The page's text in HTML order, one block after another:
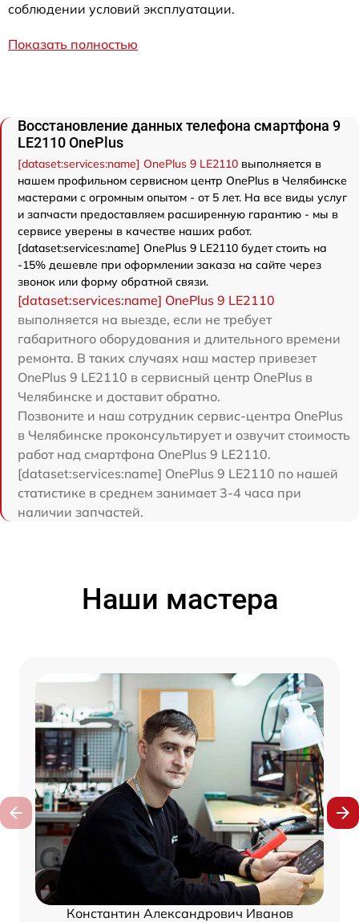
соблюдении условий эксплуатации.
Показать полностью
Восстановление данных телефона смартфона 9
LE2110 OnePlus
[dataset:services:name] OnePlus 9 LE2110 выполняется в
нашем профильном сервисном центр OnePlus в Челябинске
мастерами с огромным опытом - от 5 лет. На все виды услуг
и запчасти предоставляем расширенную гарантию - мы в
сервисе уверены в качестве наших работ.
[dataset:services:name] OnePlus 9 LE2110 будет стоить на
-15% дешевле при оформлении заказа на сайте через
звонок или форму обратной связи.
[dataset:services:name] OnePlus 9 LE2110
выполняется на выезде, если не требует
габаритного оборудования и длительного времени
ремонта. В таких случаях наш мастер привезет
OnePlus 9 LE2110 в сервисный центр OnePlus в
Челябинске и доставит обратно.
Позвоните и наш сотрудник сервис-центра OnePlus
в Челябинске проконсультирует и озвучит стоимость
работ над смартфона OnePlus 9 LE2110.
[dataset:services:name] OnePlus 9 LE2110 по нашей
статистике в среднем занимает 3-4 часа при
наличии запчастей.
Наши мастера
Константин Александрович Иванов